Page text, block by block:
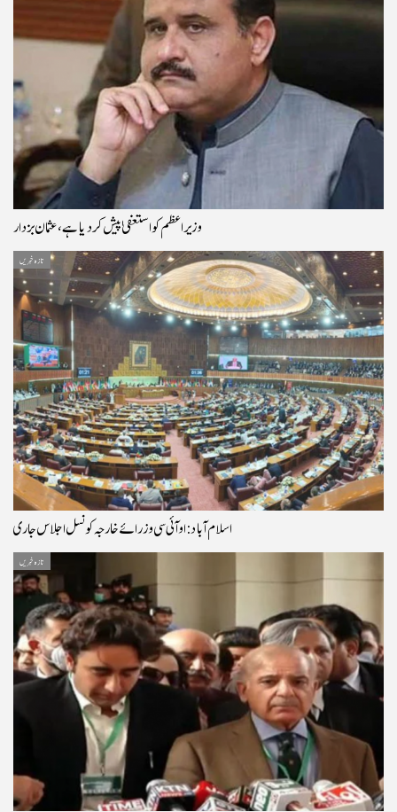
وزیراعظم کو استعفیٰ پیش کر دیا ہے، عثمان بزدار
تازہ خبریں
اسلام آباد: او آئی سی وزرائے خارجہ کونسل اجلاس جاری
تازہ خبریں